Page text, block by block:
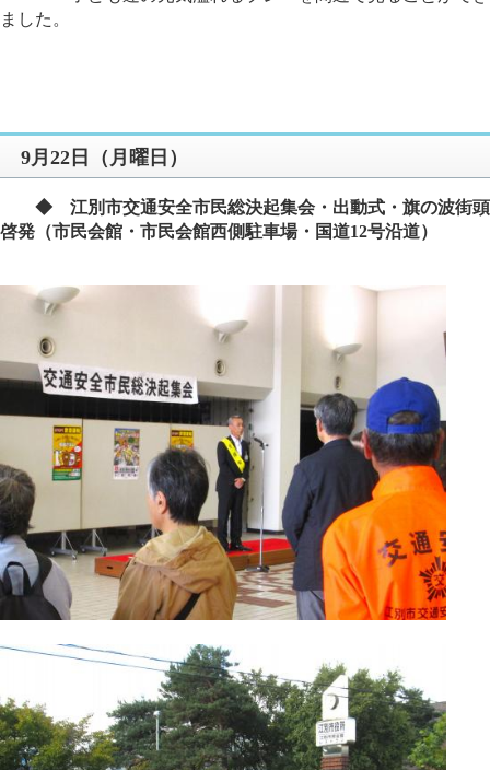
ました。
9月22日（月曜日）
◆ 江別市交通安全市民総決起集会・出動式・旗の波街頭
啓発（市民会館・市民会館西側駐車場・国道12号沿道）